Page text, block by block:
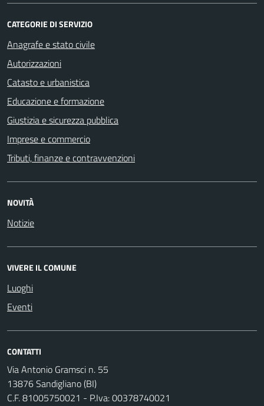
CATEGORIE DI SERVIZIO
Anagrafe e stato civile
Autorizzazioni
Catasto e urbanistica
Educazione e formazione
Giustizia e sicurezza pubblica
Imprese e commercio
Tributi, finanze e contravvenzioni
NOVITÀ
Notizie
VIVERE IL COMUNE
Luoghi
Eventi
CONTATTI
Via Antonio Gramsci n. 55
13876 Sandigliano (BI)
C.F. 81005750021 - P.Iva: 00378740021